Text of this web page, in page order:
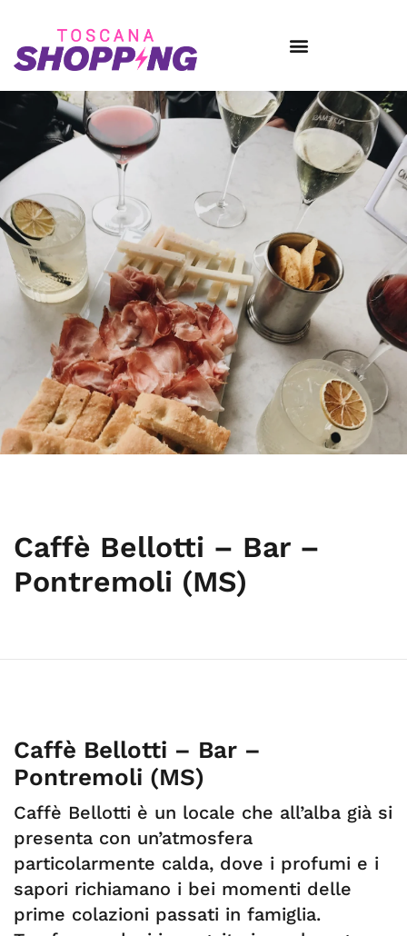
Caffè Bellotti – Bar –
Pontremoli (MS)
Caffè Bellotti – Bar –
Pontremoli (MS)
Caffè Bellotti è un locale che all’alba già si
presenta con un’atmosfera
particolarmente calda, dove i profumi e i
sapori richiamano i bei momenti delle
prime colazioni passati in famiglia.